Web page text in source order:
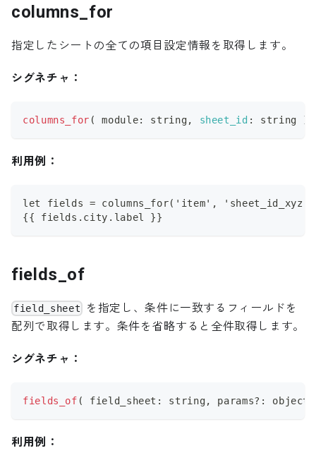
columns_for
指定したシートの全ての項目設定情報を取得します。
シグネチャ：
columns_for ( module: string, sheet_id : string )
利用例：
let fields = columns_for('item',
{{ fields.city.label }}
fields_of
field_sheet
を指定し、条件に一致するフィールドを
配列で取得します。条件を省略すると全件取得します。
シグネチャ：
fields_of ( field_sheet : string, params? : object
利用例：